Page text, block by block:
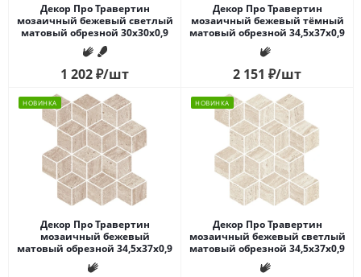
Декор Про Травертин
мозаичный бежевый светлый
матовый обрезной 30x30x0,9
1 202₽/шт
Декор Про Травертин
мозаичный бежевый тёмный
матовый обрезной 34,5x37x0,9
2 151 ₽/шт
НОВИНКА
Декор Про Травертин
мозаичный бежевый
матовый обрезной 34,5x37x0,9
НОВИНКА
Декор Про Травертин
мозаичный бежевый светлый
матовый обрезной 34,5x37x0,9